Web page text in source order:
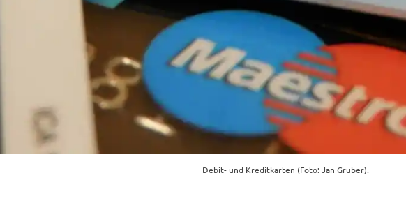
Debit- und Kreditkarten (Foto: Jan Gruber).